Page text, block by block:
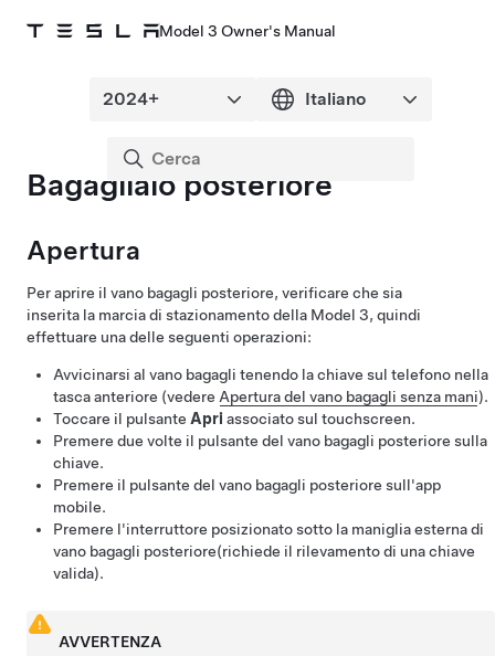
Model 3 Owner's Manual
Bagagliaio posteriore
Apertura
Per aprire il vano bagagli posteriore, verificare che sia
inserita la marcia di stazionamento della Model 3, quindi
effettuare una delle seguenti operazioni:
Avvicinarsi al vano bagagli tenendo la chiave sul telefono nella
tasca anteriore (vedere Apertura del vano bagagli senza mani).
Toccare il pulsante Apri associato sul touchscreen.
Premere due volte il pulsante del vano bagagli posteriore sulla
chiave.
Premere il pulsante del vano bagagli posteriore sull'app
mobile.
Premere l'interruttore posizionato sotto la maniglia esterna di
vano bagagli posteriore(richiede il rilevamento di una chiave
valida).
AVVERTENZA